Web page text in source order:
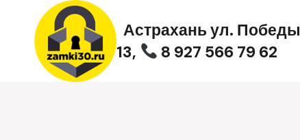
содержимому
Астрахань ул. Победы
13,
8 927 566 79 62